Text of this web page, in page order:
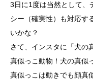
3日に1度は当然として、
シー（確実性）も対応す
いかな？
さて、インスタに「犬の
真似っこ動物！犬の真似
真似っこは動きでも顔真